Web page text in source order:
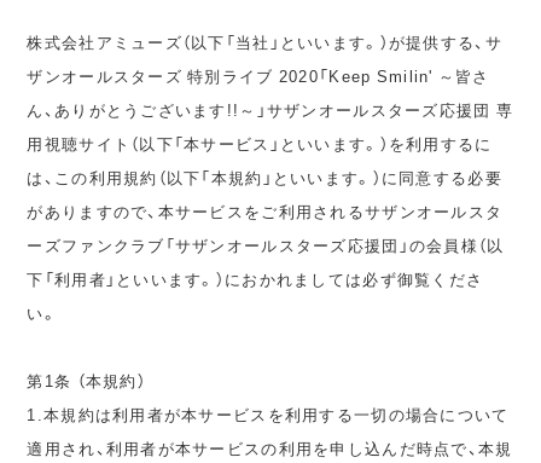
株式会社アミューズ（以下「当社」といいます。）が提供する、サ
ザンオールスターズ 特別ライブ 2020「Keep Smilin' ～皆さ
ん、ありがとうございます!!～」サザンオールスターズ応援団 専
用視聴サイト（以下「本サービス」といいます。）を利用するに
は、この利用規約（以下「本規約」といいます。）に同意する必要
がありますので、本サービスをご利用されるサザンオールスタ
ーズファンクラブ「サザンオールスターズ応援団」の会員様（以
下「利用者」といいます。）におかれましては必ず御覧くださ
い。
第1条 （本規約）
1.本規約は利用者が本サービスを利用する一切の場合について
適用され、利用者が本サービスの利用を申し込んだ時点で、本規